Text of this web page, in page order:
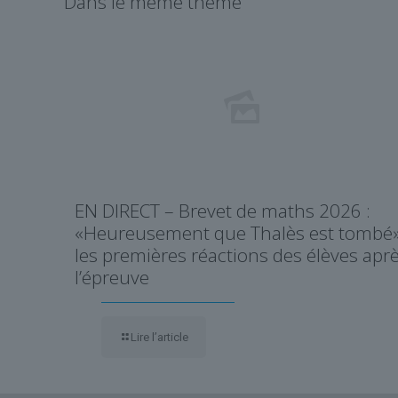
EN DIRECT – Brevet de maths 2026 :
«Heureusement que Thalès est
les premières réactions des élèves
l’épreuve
Lire l’article